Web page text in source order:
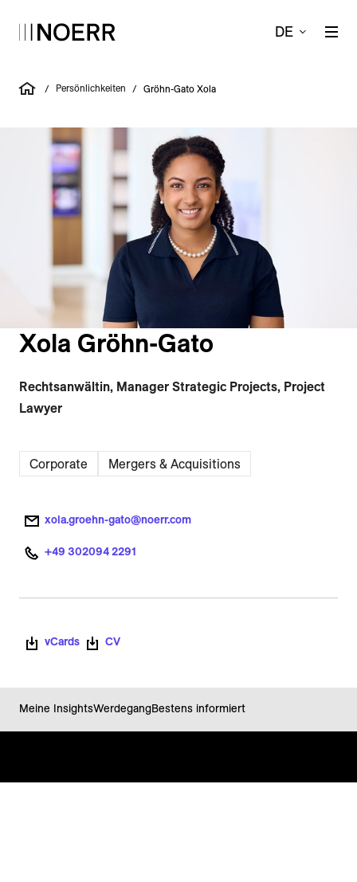
DE
/ Persönlichkeiten / Gröhn-Gato Xola
Xola Gröhn-Gato
Rechtsanwältin, Manager Strategic Projects, Project
Lawyer
Corporate Mergers & Acquisitions
xola.groehn-gato@noerr.com
+49 302094 2291
vCards CV
Meine InsightsWerdegangBestens informiert